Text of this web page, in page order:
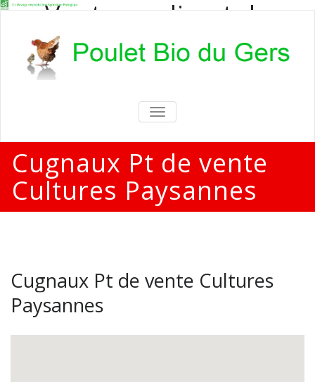
Vente en direct de
poulets bio
Vente en direct de poulets bio aux
particuliers et professionnels
TOGGLE
NAVIGATION
Cugnaux Pt de vente
Cultures Paysannes
Cugnaux Pt de vente Cultures
Paysannes